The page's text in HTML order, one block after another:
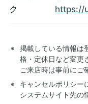
ク
https://
掲載している情報は
格・定休日など変更
ご来店時は事前にご
キャンセルポリシー
システムサイト先の